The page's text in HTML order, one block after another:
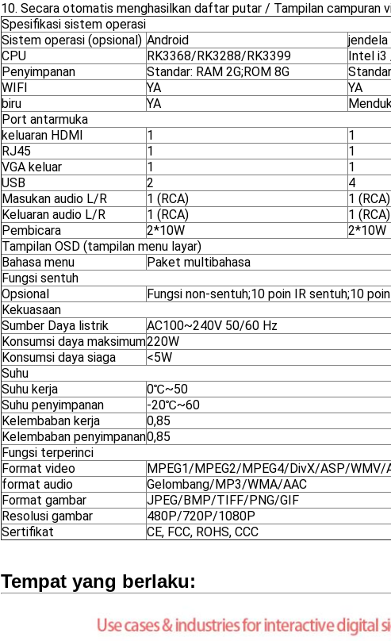
10. Secara otomatis menghasilkan daftar putar / Tampilan campuran
Spesifikasi sistem operasi
Sistem operasi (opsional) Android
jendela
CPU
RK3368/RK3288/RK3399
Intel i3
Penyimpanan
Standar: RAM 2G;ROM 8G
WIFI
YA
YA
biru
YA
Port antarmuka
keluaran HDMI
1
1
RJ45
1
1
VGA keluar
1
1
USB
2
4
Masukan audio L/R
1 (RCA)
1 (RCA)
Keluaran audio L/R
1 (RCA)
1 (RCA)
Pembicara
2*10W
2*10W
Tampilan OSD (tampilan menu layar)
Bahasa menu
Paket multibahasa
Fungsi sentuh
Opsional
Fungsi non-sentuh;10 poin IR sentuh;10
Kekuasaan
Sumber Daya listrik
AC100~240V 50/60 Hz
Konsumsi daya maksimum220W
Konsumsi daya siaga
<5W
Suhu
Suhu kerja
0℃~50
Suhu penyimpanan
-20℃~60
Kelembaban kerja
0,85
Kelembaban penyimpanan0,85
Fungsi terperinci
Format video
MPEG1/MPEG2/MPEG4/DivX/ASP/WMV/
format audio
Gelombang/MP3/WMA/AAC
Format gambar
JPEG/BMP/TIFF/PNG/GIF
Resolusi gambar
480P/720P/1080P
Sertifikat
CE, FCC, ROHS, CCC
Tempat yang berlaku: